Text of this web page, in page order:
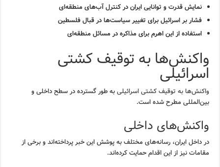
نمایش قدرت و توانایی ایران در کنترل آب‌های منطقه‌ای
فشار بر اسرائیل برای تغییر سیاست‌ها در قبال فلسطین
استفاده از این اهرم برای مذاکره در مسائل منطقه‌ای
واکنش‌ها به توقیف کشتی
اسرائیلی
واکنش‌ها به توقیف کشتی اسرائیلیبه طور گسترده در سطح داخلی و
بین‌المللی مطرح شده است.
واکنش‌های داخلی
در داخل ایران، رسانه‌های مختلف به پوشش این خبر پرداخته‌اند و برخی از
مقامات نیز از این اقدام حمایت کرده‌اند.